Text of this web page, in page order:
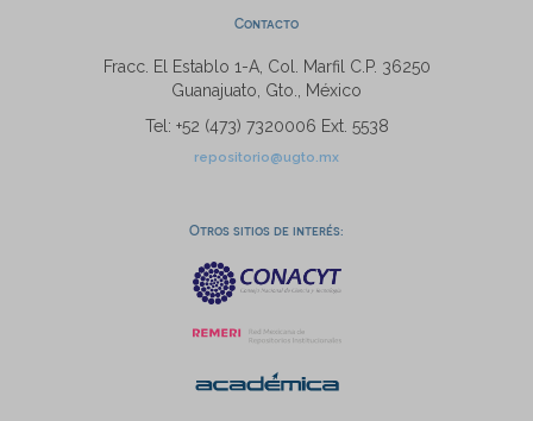
Contacto
Fracc. El Establo 1-A, Col. Marfil C.P. 36250
Guanajuato, Gto., México
Tel: +52 (473) 7320006 Ext. 5538
repositorio@ugto.mx
Otros sitios de interés: